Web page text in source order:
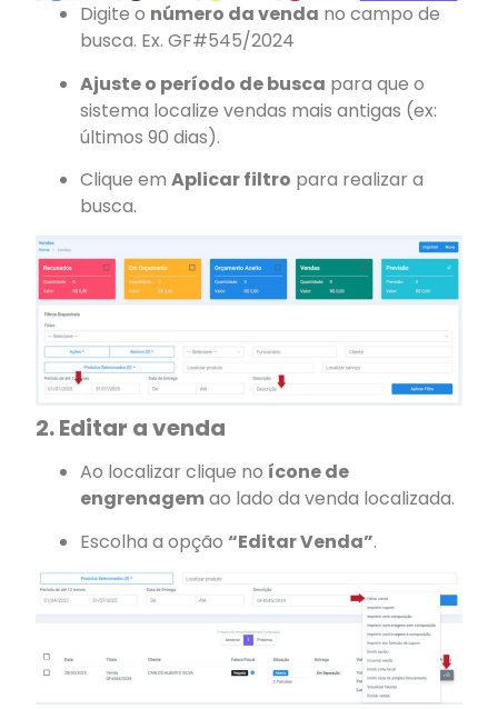
Digite o número da venda no campo de
busca. Ex. GF#545/2024
Ajuste o período de busca para que o
sistema localize vendas mais antigas (ex:
últimos 90 dias).
Clique em Aplicar filtro para realizar a
busca.
2. Editar a venda
Ao localizar clique no ícone de
engrenagemao lado da venda localizada.
Escolha a opção “Editar Venda”.